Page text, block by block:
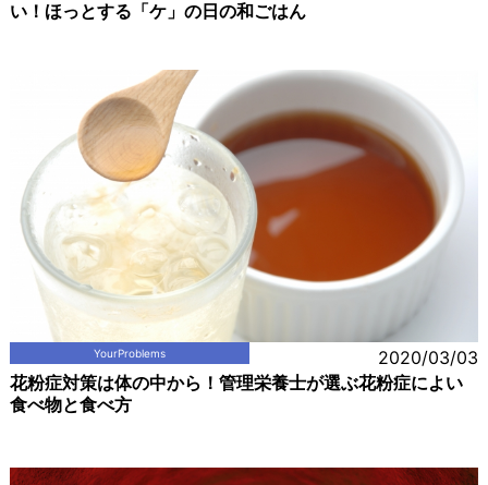
い！ほっとする「ケ」の日の和ごはん
YourProblems 2020/03/03
花粉症対策は体の中から！管理栄養士が選ぶ花粉症によい
食べ物と食べ方